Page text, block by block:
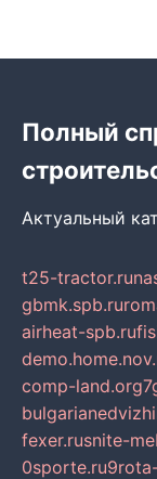
Полный
Актуальный
t25-tractor.ru
gbmk.spb.ru
airheat-spb.ru
comp-land.org
fexer.rusnite-
0sporte.ru